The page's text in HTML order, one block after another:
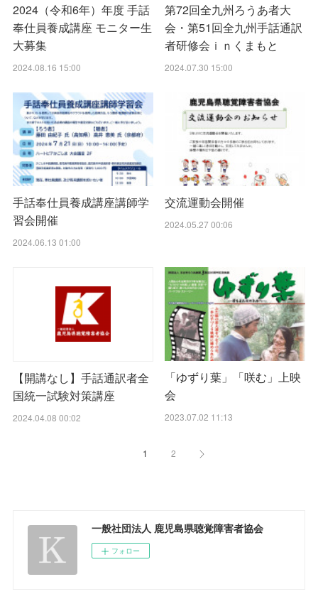
2024（令和6年）年度 手話
奉仕員養成講座 モニター生
大募集
2024.08.16 15:00
第72回全九州ろうあ者大
会・第51回全九州手話通訳
者研修会ｉｎくまもと
2024.07.30 15:00
手話奉仕員養成講座講師学
習会開催
2024.06.13 01:00
交流運動会開催
2024.05.27 00:06
【開講なし】手話通訳者全
国統一試験対策講座
2024.04.08 00:02
「ゆずり葉」「咲む」上映
会
2023.07.02 11:13
1 2
一般社団法人 鹿児島県聴覚障害者協会
フォロー